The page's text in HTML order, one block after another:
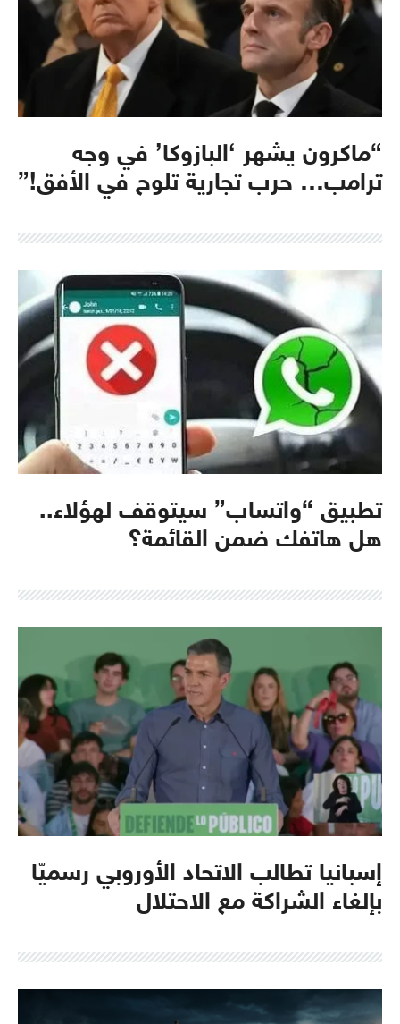
“ماكرون يشهر ‘البازوكا’ في وجه
ترامب… حرب تجارية تلوح في الأفق!”
تطبيق “واتساب” سيتوقف لهؤلاء..
هل هاتفك ضمن القائمة؟
إسبانيا تطالب الاتحاد الأوروبي رسميّا
بإلغاء الشراكة مع الاحتلال